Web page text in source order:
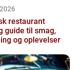
restaurant
og oplevelser